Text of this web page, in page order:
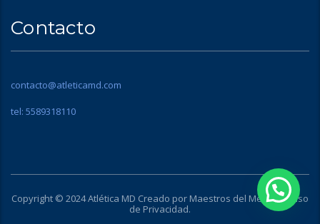
Contacto
contacto@atleticamd.com
tel: 5589318110
Copyright © 2024 Atlética MD Creado por Maestros del Media |Aviso
de Privacidad.